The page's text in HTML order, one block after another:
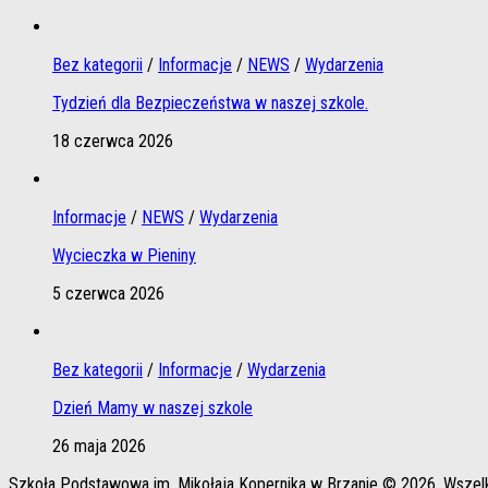
Bez kategorii / Informacje / NEWS / Wydarzenia
Tydzień dla Bezpieczeństwa w naszej szkole.
18 czerwca 2026
Informacje / NEWS / Wydarzenia
Wycieczka w Pieniny
5 czerwca 2026
Bez kategorii / Informacje / Wydarzenia
Dzień Mamy w naszej szkole
26 maja 2026